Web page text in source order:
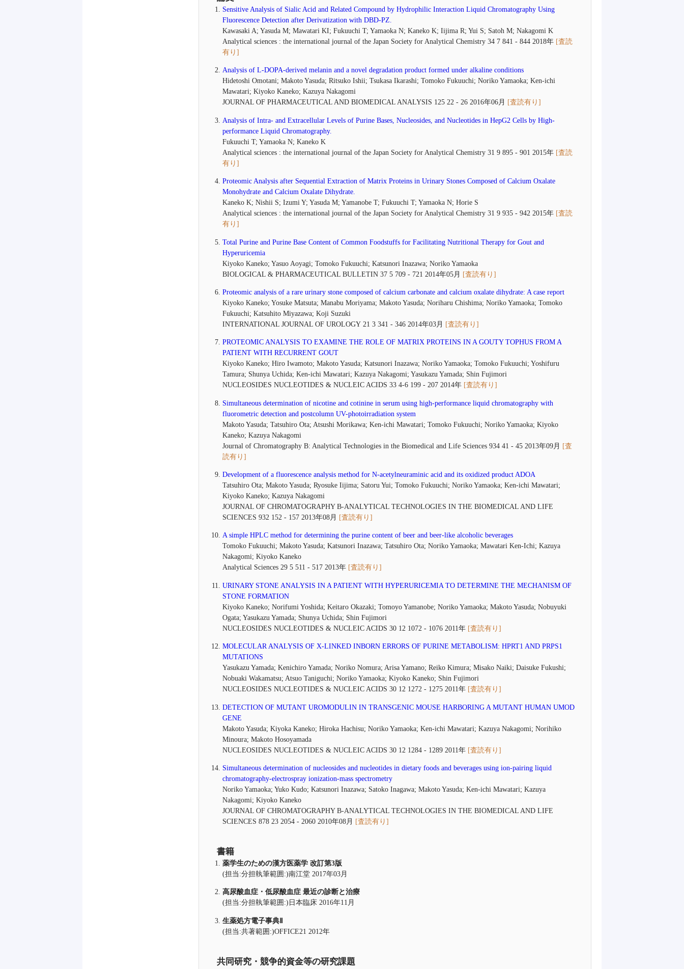
Sensitive Analysis of Sialic Acid and Related Compound by Hydrophilic Interaction Liquid Chromatography Using
Fluorescence Detection after Derivatization with DBD-PZ.
Kawasaki A; Yasuda M; Mawatari KI; Fukuuchi T; Yamaoka N; Kaneko K; Iijima R; Yui S; Satoh M; Nakagomi K
Analytical sciences : the international journal of the Japan Society for Analytical Chemistry 34 7 841 - 844 2018年 [査読
有り]
Analysis of L-DOPA-derived melanin and a novel degradation product formed under alkaline conditions
Hidetoshi Omotani; Makoto Yasuda; Ritsuko Ishii; Tsukasa Ikarashi; Tomoko Fukuuchi; Noriko Yamaoka; Ken-ichi
Mawatari; Kiyoko Kaneko; Kazuya Nakagomi
JOURNAL OF PHARMACEUTICAL AND BIOMEDICAL ANALYSIS 125 22 - 26 2016年06月 [査読有り]
Analysis of Intra- and Extracellular Levels of Purine Bases, Nucleosides, and Nucleotides in HepG2 Cells by High-
performance Liquid Chromatography.
Fukuuchi T; Yamaoka N; Kaneko K
Analytical sciences : the international journal of the Japan Society for Analytical Chemistry 31 9 895 - 901 2015年 [査読
有り]
Proteomic Analysis after Sequential Extraction of Matrix Proteins in Urinary Stones Composed of Calcium Oxalate
Monohydrate and Calcium Oxalate Dihydrate.
Kaneko K; Nishii S; Izumi Y; Yasuda M; Yamanobe T; Fukuuchi T; Yamaoka N; Horie S
Analytical sciences : the international journal of the Japan Society for Analytical Chemistry 31 9 935 - 942 2015年 [査読
有り]
Total Purine and Purine Base Content of Common Foodstuffs for Facilitating Nutritional Therapy for Gout and
Hyperuricemia
Kiyoko Kaneko; Yasuo Aoyagi; Tomoko Fukuuchi; Katsunori Inazawa; Noriko Yamaoka
BIOLOGICAL & PHARMACEUTICAL BULLETIN 37 5 709 - 721 2014年05月 [査読有り]
Proteomic analysis of a rare urinary stone composed of calcium carbonate and calcium oxalate dihydrate: A case report
Kiyoko Kaneko; Yosuke Matsuta; Manabu Moriyama; Makoto Yasuda; Noriharu Chishima; Noriko Yamaoka; Tomoko
Fukuuchi; Katsuhito Miyazawa; Koji Suzuki
INTERNATIONAL JOURNAL OF UROLOGY 21 3 341 - 346 2014年03月 [査読有り]
PROTEOMIC ANALYSIS TO EXAMINE THE ROLE OF MATRIX PROTEINS IN A GOUTY TOPHUS FROM A
PATIENT WITH RECURRENT GOUT
Kiyoko Kaneko; Hiro Iwamoto; Makoto Yasuda; Katsunori Inazawa; Noriko Yamaoka; Tomoko Fukuuchi; Yoshifuru
Tamura; Shunya Uchida; Ken-ichi Mawatari; Kazuya Nakagomi; Yasukazu Yamada; Shin Fujimori
NUCLEOSIDES NUCLEOTIDES & NUCLEIC ACIDS 33 4-6 199 - 207 2014年 [査読有り]
Simultaneous determination of nicotine and cotinine in serum using high-performance liquid chromatography with
fluorometric detection and postcolumn UV-photoirradiation system
Makoto Yasuda; Tatsuhiro Ota; Atsushi Morikawa; Ken-ichi Mawatari; Tomoko Fukuuchi; Noriko Yamaoka; Kiyoko
Kaneko; Kazuya Nakagomi
Journal of Chromatography B: Analytical Technologies in the Biomedical and Life Sciences 934 41 - 45 2013年09月 [査
読有り]
Development of a fluorescence analysis method for N-acetylneuraminic acid and its oxidized product ADOA
Tatsuhiro Ota; Makoto Yasuda; Ryosuke Iijima; Satoru Yui; Tomoko Fukuuchi; Noriko Yamaoka; Ken-ichi Mawatari;
Kiyoko Kaneko; Kazuya Nakagomi
JOURNAL OF CHROMATOGRAPHY B-ANALYTICAL TECHNOLOGIES IN THE BIOMEDICAL AND LIFE
SCIENCES 932 152 - 157 2013年08月 [査読有り]
A simple HPLC method for determining the purine content of beer and beer-like alcoholic beverages
Tomoko Fukuuchi; Makoto Yasuda; Katsunori Inazawa; Tatsuhiro Ota; Noriko Yamaoka; Mawatari Ken-Ichi; Kazuya
Nakagomi; Kiyoko Kaneko
Analytical Sciences 29 5 511 - 517 2013年 [査読有り]
URINARY STONE ANALYSIS IN A PATIENT WITH HYPERURICEMIA TO DETERMINE THE MECHANISM OF
STONE FORMATION
Kiyoko Kaneko; Norifumi Yoshida; Keitaro Okazaki; Tomoyo Yamanobe; Noriko Yamaoka; Makoto Yasuda; Nobuyuki
Ogata; Yasukazu Yamada; Shunya Uchida; Shin Fujimori
NUCLEOSIDES NUCLEOTIDES & NUCLEIC ACIDS 30 12 1072 - 1076 2011年 [査読有り]
MOLECULAR ANALYSIS OF X-LINKED INBORN ERRORS OF PURINE METABOLISM: HPRT1 AND PRPS1
MUTATIONS
Yasukazu Yamada; Kenichiro Yamada; Noriko Nomura; Arisa Yamano; Reiko Kimura; Misako Naiki; Daisuke Fukushi;
Nobuaki Wakamatsu; Atsuo Taniguchi; Noriko Yamaoka; Kiyoko Kaneko; Shin Fujimori
NUCLEOSIDES NUCLEOTIDES & NUCLEIC ACIDS 30 12 1272 - 1275 2011年 [査読有り]
DETECTION OF MUTANT UROMODULIN IN TRANSGENIC MOUSE HARBORING A MUTANT HUMAN UMOD
GENE
Makoto Yasuda; Kiyoka Kaneko; Hiroka Hachisu; Noriko Yamaoka; Ken-ichi Mawatari; Kazuya Nakagomi; Norihiko
Minoura; Makoto Hosoyamada
NUCLEOSIDES NUCLEOTIDES & NUCLEIC ACIDS 30 12 1284 - 1289 2011年 [査読有り]
Simultaneous determination of nucleosides and nucleotides in dietary foods and beverages using ion-pairing liquid
chromatography-electrospray ionization-mass spectrometry
Noriko Yamaoka; Yuko Kudo; Katsunori Inazawa; Satoko Inagawa; Makoto Yasuda; Ken-ichi Mawatari; Kazuya
Nakagomi; Kiyoko Kaneko
JOURNAL OF CHROMATOGRAPHY B-ANALYTICAL TECHNOLOGIES IN THE BIOMEDICAL AND LIFE
SCIENCES 878 23 2054 - 2060 2010年08月 [査読有り]
書籍
薬学生のための漢方医薬学 改訂第3版
(担当:分担執筆範囲:)南江堂 2017年03月
高尿酸血症・低尿酸血症 最近の診断と治療
(担当:分担執筆範囲:)日本臨床 2016年11月
生薬処方電子事典Ⅱ
(担当:共著範囲:)OFFICE21 2012年
共同研究・競争的資金等の研究課題